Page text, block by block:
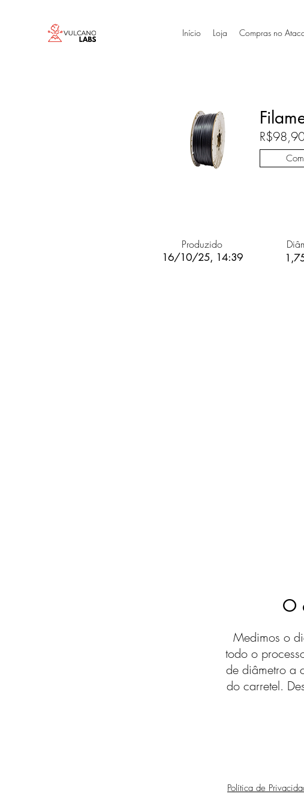
Início Loja Compras no
Produzido
16/10/25, 14:39
O
Medimos o
todo o
de diâmetro a
do carretel.
Política de